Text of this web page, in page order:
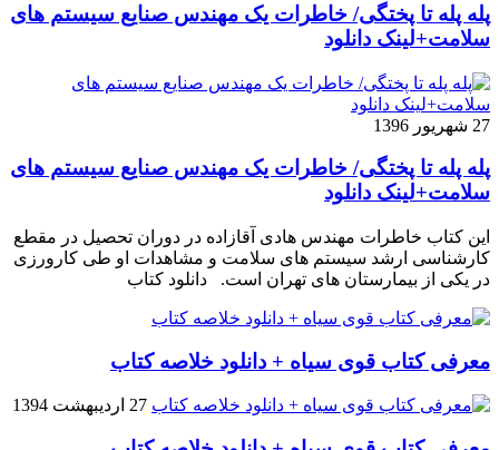
پله پله تا پختگی/ خاطرات یک مهندس صنایع سیستم های
سلامت+لینک دانلود
27 شهریور 1396
پله پله تا پختگی/ خاطرات یک مهندس صنایع سیستم های
سلامت+لینک دانلود
این کتاب خاطرات مهندس هادی آقازاده در دوران تحصیل در مقطع
کارشناسی ارشد سیستم های سلامت و مشاهدات او طی کارورزی
در یکی از بیمارستان های تهران است. دانلود کتاب
معرفی کتاب قوی سیاه + دانلود خلاصه کتاب
27 اردیبهشت 1394